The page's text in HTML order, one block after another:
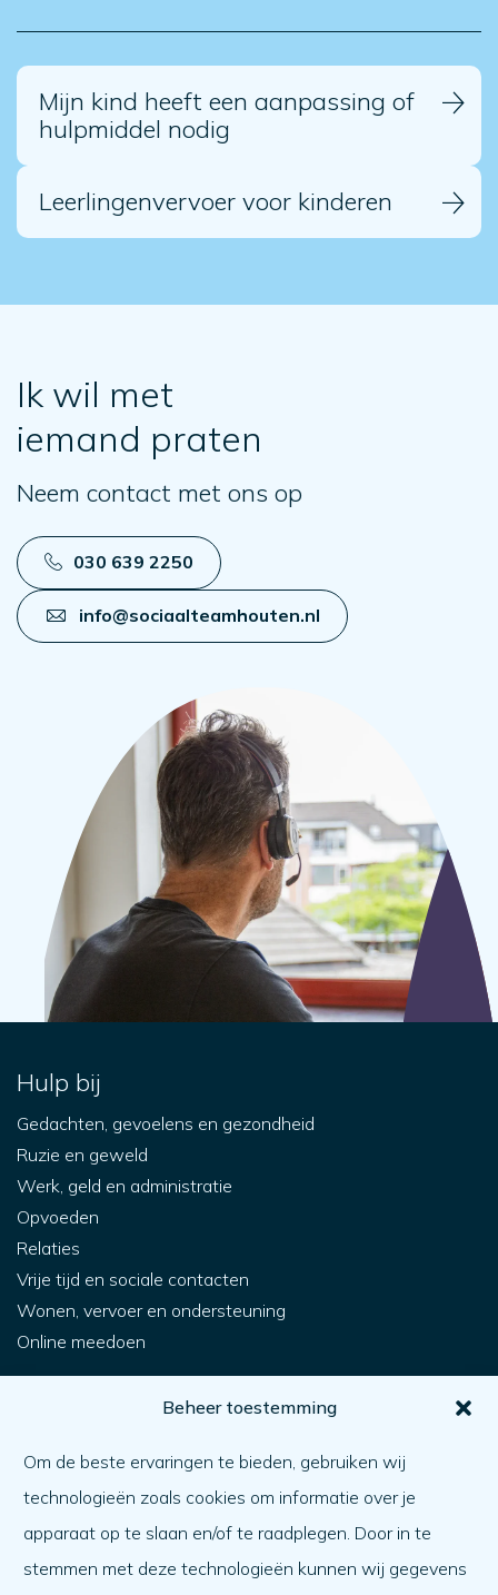
Beheer toestemming
Om de beste ervaringen te bieden, gebruiken wij
technologieën zoals cookies om informatie over je
apparaat op te slaan en/of te raadplegen. Door in te
stemmen met deze technologieën kunnen wij gegevens
Mijn kind heeft een aanpassing of
hulpmiddel nodig
Leerlingenvervoer voor kinderen
Ik wil met
iemand praten
Neem contact met ons op
030 639 2250
info@sociaalteamhouten.nl
Hulp bij
Gedachten, gevoelens en gezondheid
Ruzie en geweld
Werk, geld en administratie
Opvoeden
Relaties
Vrije tijd en sociale contacten
Wonen, vervoer en ondersteuning
Online meedoen
Wat er speelt
Agenda